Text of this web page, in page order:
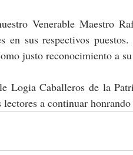
Venerable Maestro
en sus respectivos
justo reconocimiento a
Logia Caballeros de la
a continuar